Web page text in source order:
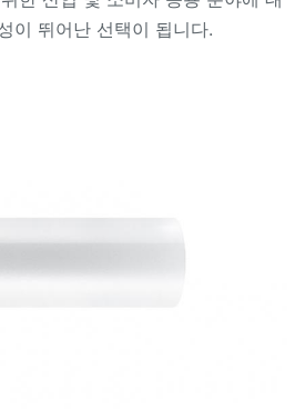
이 뛰어난 선택이 됩니다.